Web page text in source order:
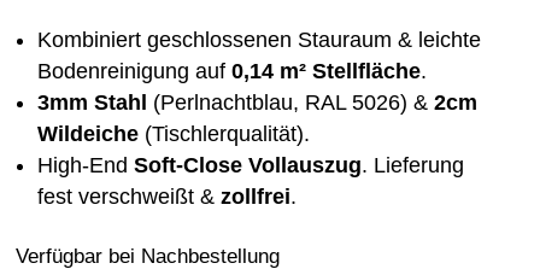
Kombiniert geschlossenen Stauraum & leichte
Bodenreinigung auf0,14 m² Stellfläche.
3mm Stahl (Perlnachtblau, RAL 5026) &2cm
Wildeiche (Tischlerqualität).
High-EndSoft-Close Vollauszug. Lieferung
fest verschweißt &zollfrei.
Verfügbar bei Nachbestellung